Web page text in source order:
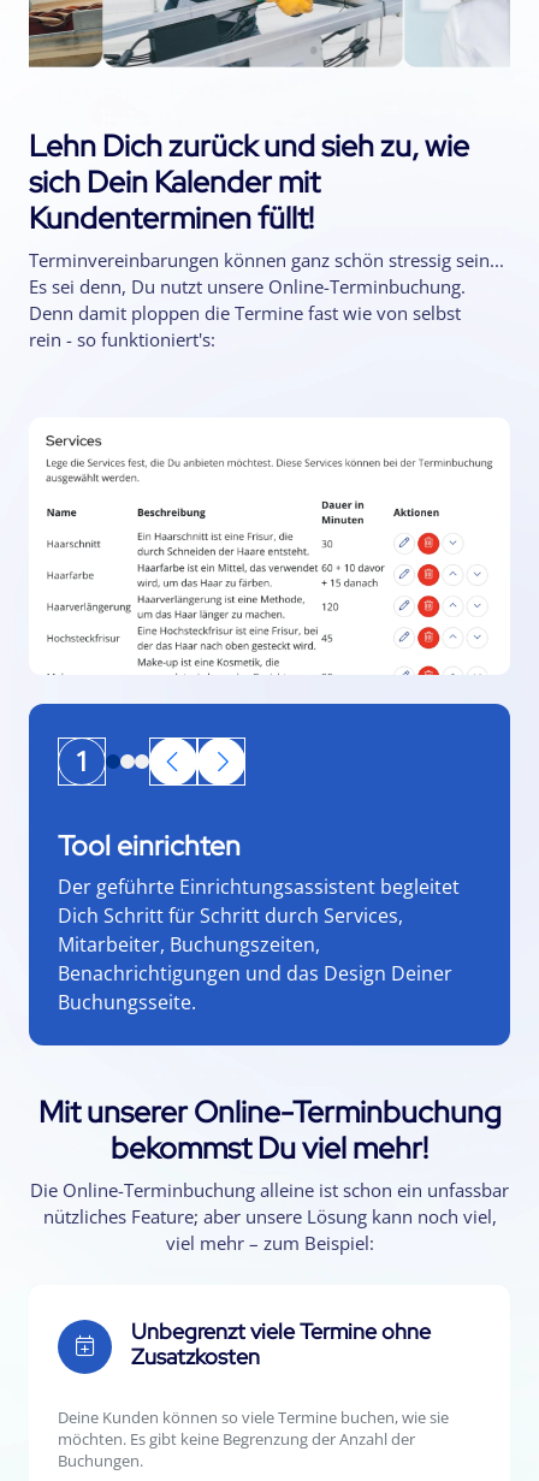
Lehn Dich zurück und sieh zu, wie
sich Dein Kalender mit
Kundenterminen füllt!
Terminvereinbarungen können ganz schön stressig sein...
Es sei denn, Du nutzt unsere Online-Terminbuchung.
Denn damit ploppen die Termine fast wie von selbst
rein - so funktioniert's:
1
Tool einrichten
Der geführte Einrichtungsassistent begleitet
Dich Schritt für Schritt durch Services,
Mitarbeiter, Buchungszeiten,
Benachrichtigungen und das Design Deiner
Buchungsseite.
Mit unserer Online-Terminbuchung
bekommst Du viel mehr!
Die Online-Terminbuchung alleine ist schon ein unfassbar
nützliches Feature; aber unsere Lösung kann noch viel,
viel mehr – zum Beispiel:
Unbegrenzt viele Termine ohne
Zusatzkosten
Deine Kunden können so viele Termine buchen, wie sie
möchten. Es gibt keine Begrenzung der Anzahl der
Buchungen.